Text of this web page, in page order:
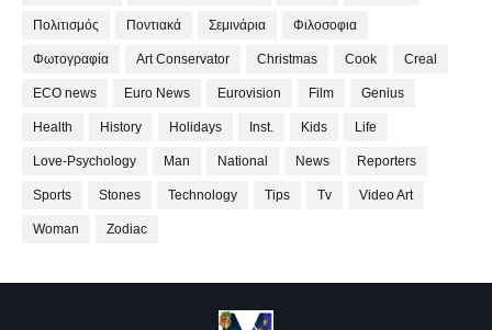
Πολιτισμός Ποντιακά Σεμινάρια Φιλοσοφια
Φωτογραφία Art Conservator Christmas Cook Creal
ECO news Euro News Eurovision Film Genius
Health History Holidays Inst. Kids Life
Love-Psychology Man National News Reporters
Sports Stones Technology Tips Tv Video Art
Woman Zodiac